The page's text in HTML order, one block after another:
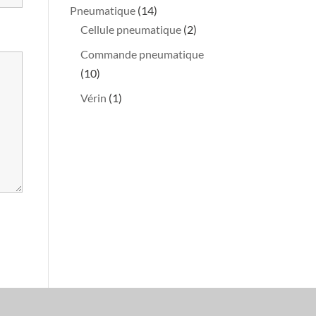
produits
Pneumatique 1414
produits
Cellule pneumatique 22
Commande pneumatique
1010
produits
Vérin 11